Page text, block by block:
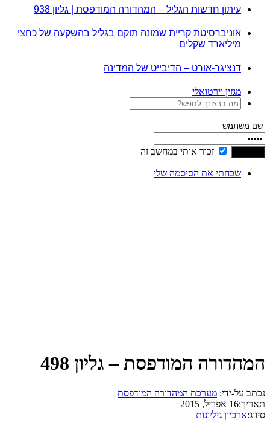
עיתון חדשות הגליל – המהדורה המודפסת | גליון 938
אוניברסיטת קריית שמונה תוקם בגליל בהשקעה של כחצי
מיליארד שקלים
דנציגר-אורט – הדיבייט של המדינה
מגזין וירטואלי
זכור אותי במחשב זה
שכחתי את הסיסמה שלי
המהדורה המודפסת – גליון 498
נכתב על-ידי: מערכת המהדורה המודפסת
תאריך:16 אפריל, 2015
סיווג:ארכיון גיליונות